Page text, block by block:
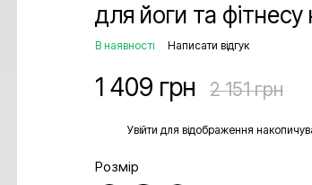
для йоги та фітнесу
В наявності Написати відгук
1 409 грн 2 151 грн
Увійти для відображення
Розмір